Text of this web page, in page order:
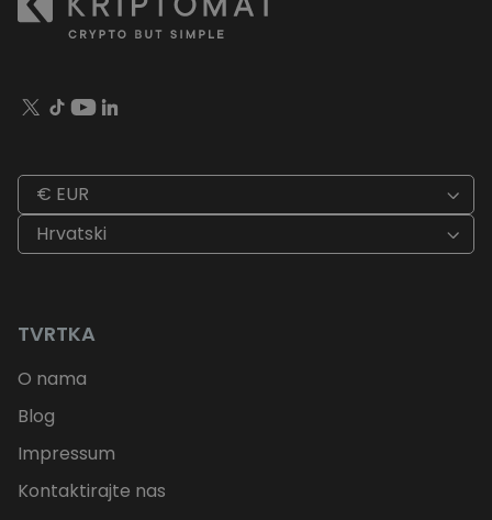
€ EUR
Hrvatski
TVRTKA
O nama
Blog
Impressum
Kontaktirajte nas